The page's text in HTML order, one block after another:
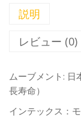
説明
レビュー (0)
ムーブメント: 日
長寿命）
インテックス：